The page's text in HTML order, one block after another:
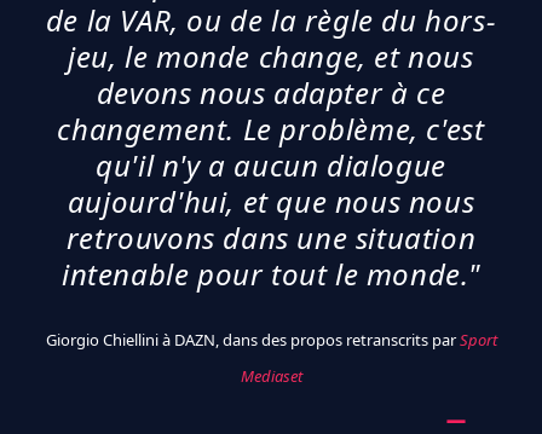
de la VAR, ou de la règle du hors-
jeu, le monde change, et nous
devons nous adapter à ce
changement. Le problème, c'est
qu'il n'y a aucun dialogue
aujourd'hui, et que nous nous
retrouvons dans une situation
intenable pour tout le monde."
Giorgio Chiellini à DAZN, dans des propos retranscrits parSport
Mediaset